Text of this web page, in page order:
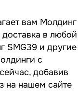
вам Молдинг
в любой
SMG39 и другие
с
добавив
на нашем сайте